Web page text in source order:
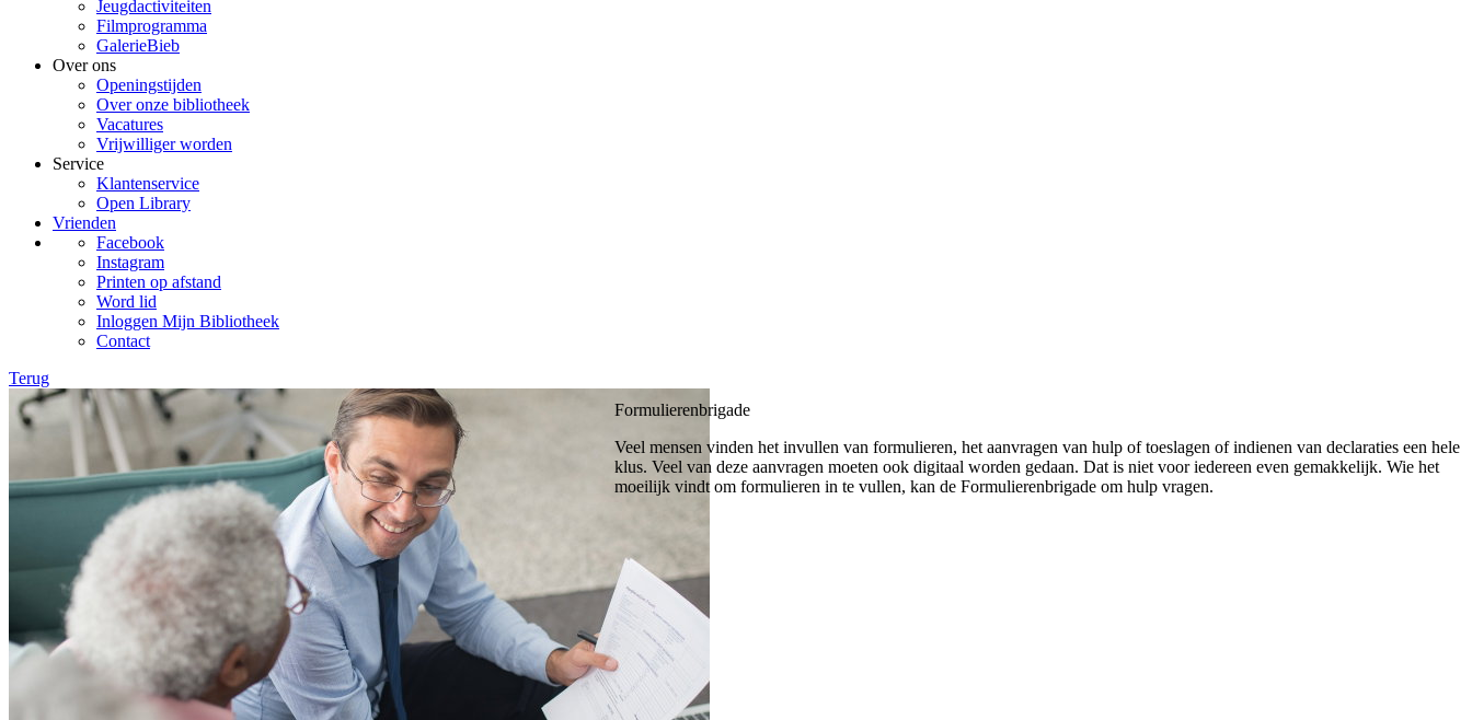
Jeugdactiviteiten
Filmprogramma
GalerieBieb
Over ons
Openingstijden
Over onze bibliotheek
Vacatures
Vrijwilliger worden
Service
Klantenservice
Open Library
Vrienden
Facebook
Instagram
Printen op afstand
Word lid
Inloggen Mijn Bibliotheek
Contact
Terug
Formulierenbrigade
Veel mensen vinden het invullen van formulieren, het aanvragen van hulp of toeslagen of indienen van declaraties een hele
klus. Veel van deze aanvragen moeten ook digitaal worden gedaan. Dat is niet voor iedereen even gemakkelijk. Wie het
moeilijk vindt om formulieren in te vullen, kan de Formulierenbrigade om hulp vragen.